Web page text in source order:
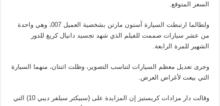
السعر المتوقع.
ولطالما ارتبطت السيارة آستون مارتن بشخصية العميل 007، وهي واحدة
من عشر سيارات صممت للفيلم الذي شهد تجسيد دانيال كريغ للدور
الشهير للمرة الرابعة.
وجرى تعديل معظم السيارات لتناسب التصوير، وظلت اثنتان، منهما السيارة
التي بيعت لأغراض العرض.
وقالت دار مزادات كريستيز إن المزايدة على (سبيكتر سيلفر ديبي 10) التي